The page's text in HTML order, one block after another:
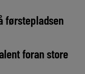
førstepladsen
foran store